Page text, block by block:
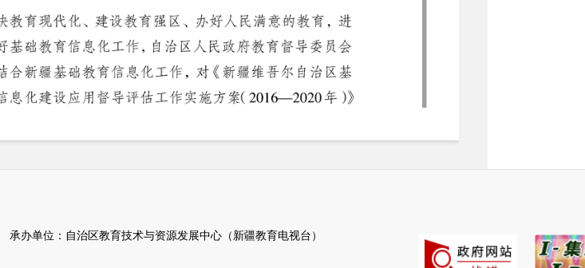
位：自治区教育技术与资源发展中心（新疆教育电视台）